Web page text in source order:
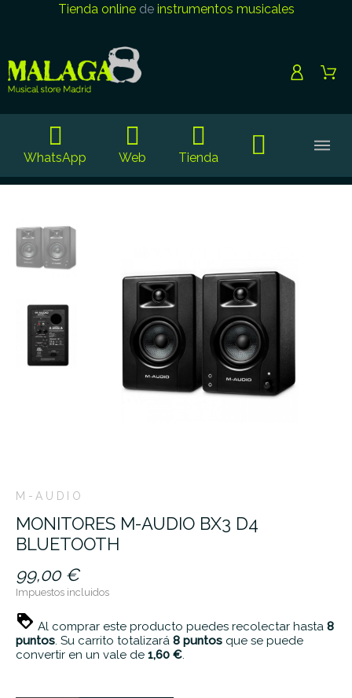
Tienda onlinede instrumentos musicales
WhatsApp Web Tienda
M-AUDIO
MONITORES M-AUDIO BX3 D4
BLUETOOTH
99,00 €
Impuestos incluidos
Al comprar este producto puedes recolectar hasta 8
puntos. Su carrito totalizará 8 puntos que se puede
convertir en un vale de 1,60 €.